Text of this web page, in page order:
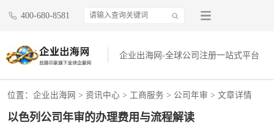
400-680-8581
企业出海网-全球公司注册一站式平台
位置： 企业出海网 > 资讯中心 > 工商服务 > 公司年审 > 文章详情
以色列公司年审的办理费用与流程解读